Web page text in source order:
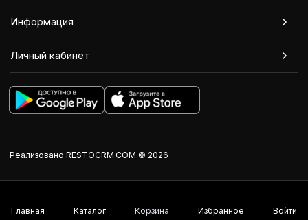
Информация
Личный кабинет
Реализовано RESTOCRM.COM © 2026
Главная Каталог Корзина Избранное Войти